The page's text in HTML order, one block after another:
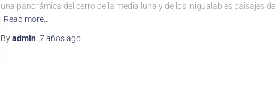
una panorámica del cerro de la media luna y de los inigualables paisajes de
Read more…
Byadmin ,7 añosago